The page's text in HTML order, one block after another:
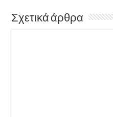
Σχετικά άρθρα